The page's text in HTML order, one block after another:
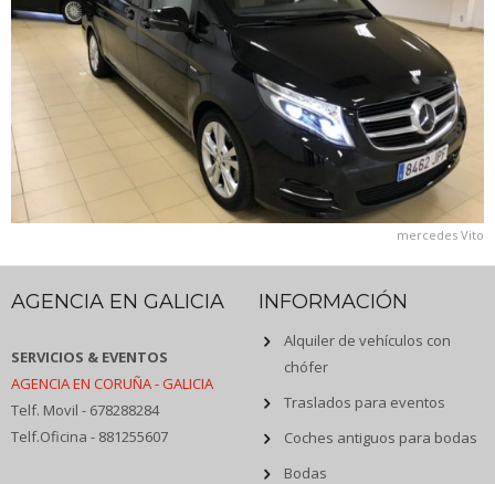
mercedes Vito
AGENCIA EN GALICIA
SERVICIOS & EVENTOS
AGENCIA EN CORUÑA - GALICIA
Telf. Movil - 678288284
Telf.Oficina - 881255607
INFORMACIÓN
Alquiler de vehículos con
chófer
Traslados para eventos
Coches antiguos para bodas
Bodas